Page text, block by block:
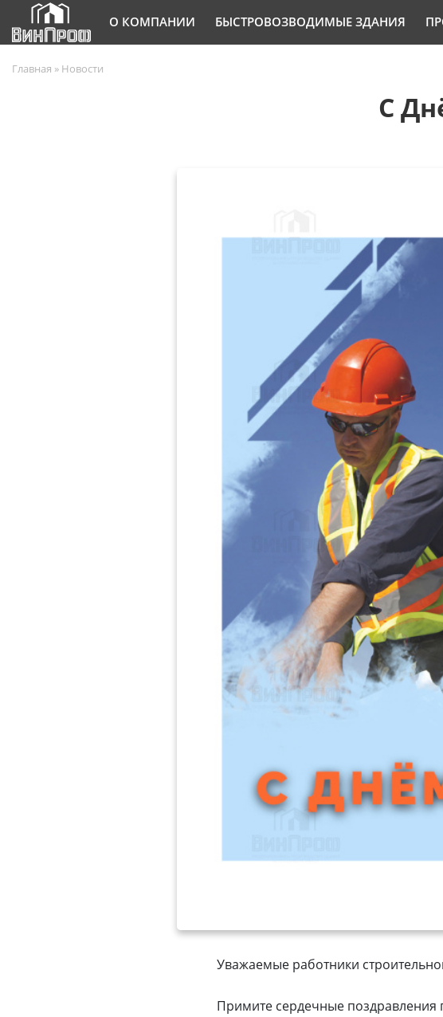
О КОМПАНИИ БЫСТРОВОЗВОДИМЫЕ ЗДАНИЯ
Главная » Новости
С
Уважаемые работники
Примите сердечные поздравления